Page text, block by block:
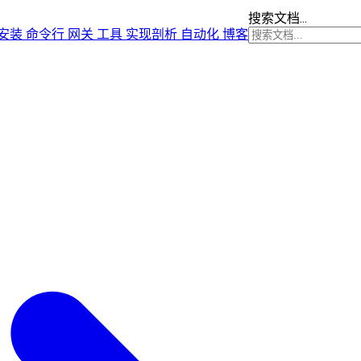
装 命令行 网关 工具 实现剖析 自动化 博客
搜索文档...